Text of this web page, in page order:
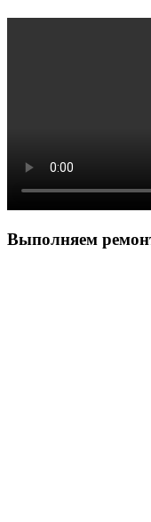
Выполняем